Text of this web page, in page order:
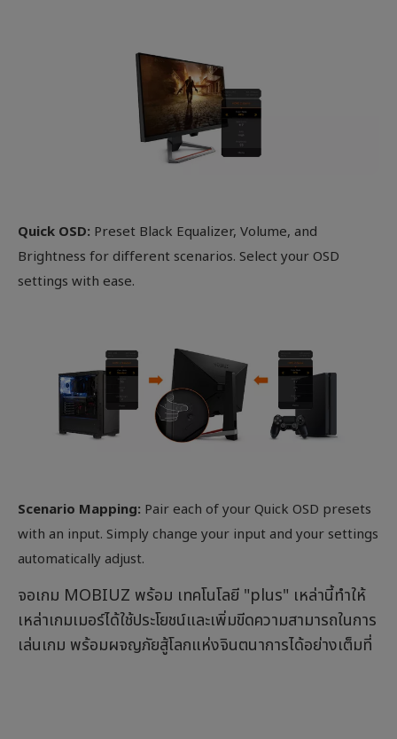
Quick OSD: Preset Black Equalizer, Volume, and
Brightness for different scenarios. Select your OSD
settings with ease.
Scenario Mapping: Pair each of your Quick OSD presets
with an input. Simply change your input and your settings
automatically adjust.
จอเกม MOBIUZ พร้อม เทคโนโลยี "plus" เหล่านี้ทำให้
เหล่าเกมเมอร์ได้ใช้ประโยชน์และเพิ่มขีดความสามารถในการ
เล่นเกม พร้อมผจญภัยสู้โลกแห่งจินตนาการได้อย่างเต็มที่